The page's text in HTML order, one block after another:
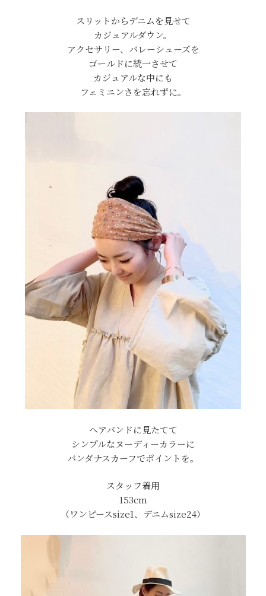
スリットからデニムを見せて
カジュアルダウン。
アクセサリー、バレーシューズを
ゴールドに統一させて
カジュアルな中にも
フェミニンさを忘れずに。
ヘアバンドに見たてて
シンプルなヌーディーカラーに
バンダナスカーフでポイントを。
スタッフ着用
153cm
（ワンピースsize1、デニムsize24）